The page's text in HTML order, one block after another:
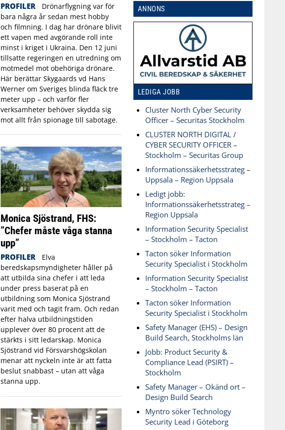
PROFILER
Drönarflygning var för
bara några år sedan mest hobby
och filmning. I dag har drönare blivit
ett vapen med avgörande roll inte
minst i kriget i Ukraina. Den 12 juni
tillsatte regeringen en utredning om
motmedel mot obehöriga drönare.
Här berättar Skygaards vd Hans
Werner om Sveriges blinda fläck tre
meter upp – och varför fler
verksamheter behöver skydda sig
mot allt från spionage till sabotage.
Monica Sjöstrand, FHS:
”Chefer måste våga stanna
upp”
PROFILER
Elva
beredskapsmyndigheter håller på
att utbilda sina chefer i att leda
under press baserat på en
utbildning som Monica Sjöstrand
varit med och tagit fram. Och redan
efter halva utbildningstiden
upplever över 80 procent att de
stärkts i sitt ledarskap. Monica
Sjöstrand vid Försvarshögskolan
menar att nyckeln inte är att fatta
beslut snabbast – utan att våga
stanna upp.
ANNONS
LEDIGA JOBB
Cluster North Cyber Security
Officer – Securitas Stockholm
CLUSTER NORTH DIGITAL /
CYBER SECURITY OFFICER –
Stockholm – Securitas Group
Informationssäkerhetsstrateg –
Uppsala – Region Uppsala
Ledigt jobb:
Informationssäkerhetsstrateg –
Region Uppsala
Information Security Specialist
– Stockholm – Tacton
Tacton söker Information
Security Specialist i Stockholm
Information Security Specialist
– Stockholm – Tacton
Tacton söker Information
Security Specialist i Stockholm
Safety Manager (EHS) – Design
Build Search, Stockholms län
Jobb: Product Security &
Compliance Lead (PSIRT) –
Stockholm
Safety Manager – Okänd ort –
Design Build Search
Myntro söker Technology
Security Lead i Göteborg